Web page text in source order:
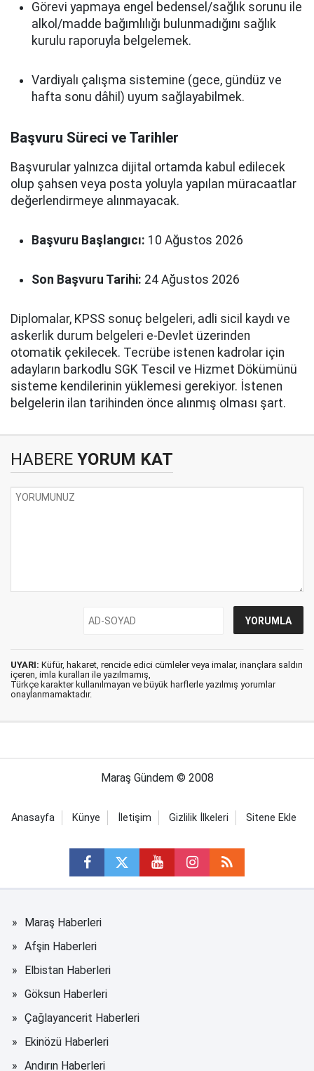
Görevi yapmaya engel bedensel/sağlık sorunu ile
alkol/madde bağımlılığı bulunmadığını sağlık
kurulu raporuyla belgelemek.
Vardiyalı çalışma sistemine (gece, gündüz ve
hafta sonu dâhil) uyum sağlayabilmek.
Başvuru Süreci ve Tarihler
Başvurular yalnızca dijital ortamda kabul edilecek
olup şahsen veya posta yoluyla yapılan müracaatlar
değerlendirmeye alınmayacak.
Başvuru Başlangıcı: 10 Ağustos 2026
Son Başvuru Tarihi: 24 Ağustos 2026
Diplomalar, KPSS sonuç belgeleri, adli sicil kaydı ve
askerlik durum belgeleri e-Devlet üzerinden
otomatik çekilecek. Tecrübe istenen kadrolar için
adayların barkodlu SGK Tescil ve Hizmet Dökümünü
sisteme kendilerinin yüklemesi gerekiyor. İstenen
belgelerin ilan tarihinden önce alınmış olması şart.
HABERE YORUM KAT
UYARI: Küfür, hakaret, rencide edici cümleler veya imalar, inançlara saldırı
içeren, imla kuralları ile yazılmamış,
Türkçe karakter kullanılmayan ve büyük harflerle yazılmış yorumlar
onaylanmamaktadır.
Maraş Gündem © 2008
Anasayfa Künye İletişim Gizlilik İlkeleri Sitene Ekle
Maraş Haberleri
Afşin Haberleri
Elbistan Haberleri
Göksun Haberleri
Çağlayancerit Haberleri
Ekinözü Haberleri
Andırın Haberleri